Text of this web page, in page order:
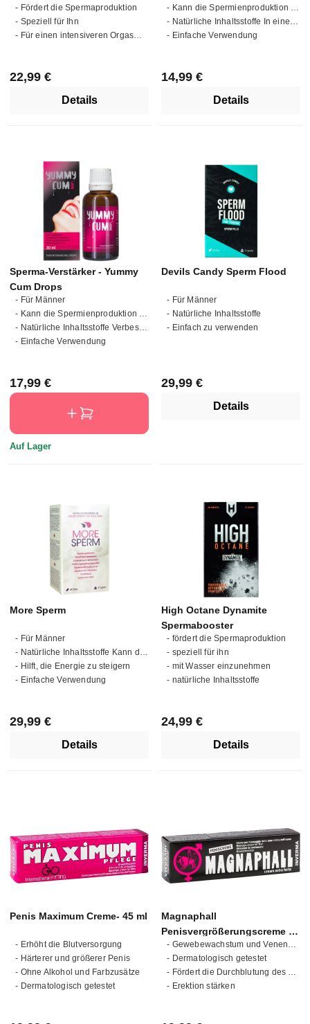
- Fördert die Spermaproduktion
- Speziell für Ihn
- Für einen intensiveren Orgasmus
Regulärer Preis:
22,99 €
Details
- Kann die Spermienproduktion fördern
- Natürliche Inhaltsstoffe In einer praktischen Flasche
- Einfache Verwendung
Regulärer Preis:
14,99 €
Details
Sperma-Verstärker - Yummy
Cum Drops
- Für Männer
- Kann die Spermienproduktion fördern
- Natürliche Inhaltsstoffe Verbessert den Geschmack
- Einfache Verwendung
Regulärer Preis:
17,99 €
Auf Lager
Devils Candy Sperm Flood
- Für Männer
- Natürliche Inhaltsstoffe
- Einfach zu verwenden
Regulärer Preis:
29,99 €
Details
More Sperm
- Für Männer
- Natürliche Inhaltsstoffe Kann die Spermienproduktion fördern
- Hilft, die Energie zu steigern
- Einfache Verwendung
Regulärer Preis:
29,99 €
Details
High Octane Dynamite
Spermabooster
- fördert die Spermaproduktion
- speziell für ihn
- mit Wasser einzunehmen
- natürliche Inhaltsstoffe
Regulärer Preis:
24,99 €
Details
Penis Maximum Creme- 45 ml
- Erhöht die Blutversorgung
- Härterer und größerer Penis
- Ohne Alkohol und Farbzusätze
- Dermatologisch getestet
Magnaphall
Penisvergrößerungscreme –
45 ml
- Gewebewachstum und Venenerweiterung
- Dermatologisch getestet
- Fördert die Durchblutung des Penis
- Erektion stärken